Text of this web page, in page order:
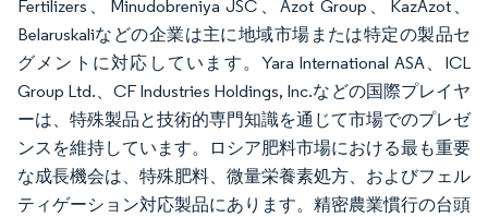
Fertilizers、Minudobreniya JSC、Azot Group、KazAzot、
Belaruskaliなどの企業は主に地域市場または特定の製品セ
グメントに対応しています。Yara International ASA、ICL
Group Ltd.、CF Industries Holdings, Inc.などの国際プレイヤ
ーは、特殊製品と技術的専門知識を通じて市場でのプレゼ
ンスを維持しています。ロシア肥料市場における最も重要
な成長機会は、特殊肥料、微量栄養素処方、およびフェル
ティゲーション対応製品にあります。精密農業慣行の台頭